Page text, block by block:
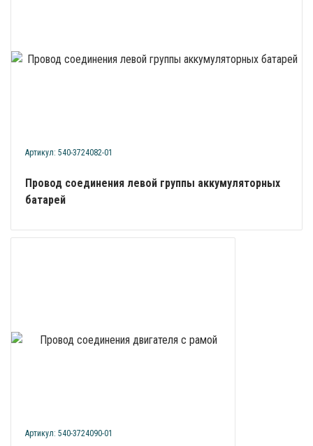
Артикул: 540-3724082-01
Провод соединения левой группы аккумуляторных
батарей
Артикул: 540-3724090-01